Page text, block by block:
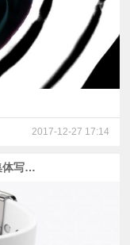
2017-12-27 17:14
索尼SmartWatch 3无法升级系统？用户集体写请愿书